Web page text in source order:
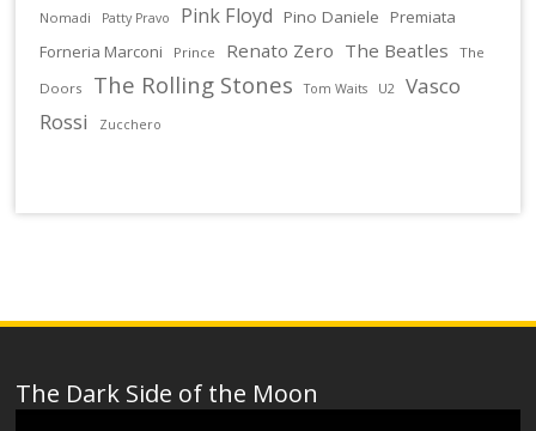
Nomadi Patty Pravo Pink Floyd Pino Daniele
Premiata
Forneria Marconi
Prince Renato Zero The Beatles
The
Doors
The Rolling Stones Tom Waits U2
Vasco
Rossi
Zucchero
The Dark Side of the Moon